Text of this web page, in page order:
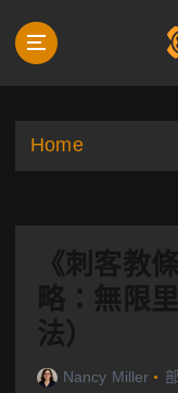
p
Home
《刺客教
略：無限
法）
Nancy Miller